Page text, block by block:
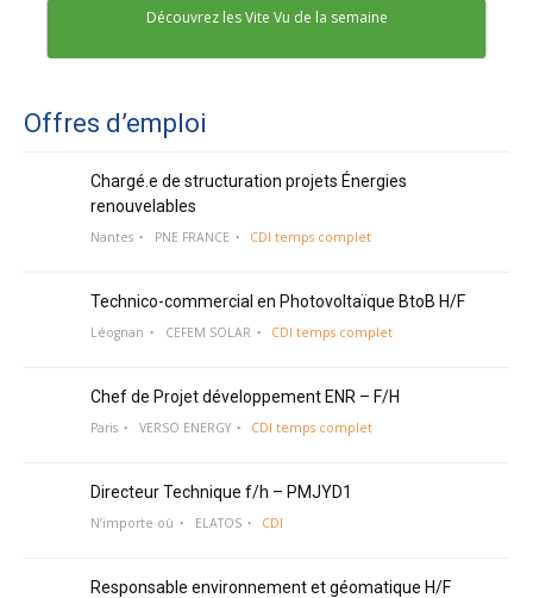
Découvrez les Vite Vu de la semaine
Offres d’emploi
Chargé.e de structuration projets Énergies
renouvelables
Nantes PNE FRANCE CDI temps complet
Technico-commercial en Photovoltaïque BtoB H/F
Léognan CEFEM SOLAR CDI temps complet
Chef de Projet développement ENR – F/H
Paris VERSO ENERGY CDI temps complet
Directeur Technique f/h – PMJYD1
N’importe où ELATOS CDI
Responsable environnement et géomatique H/F